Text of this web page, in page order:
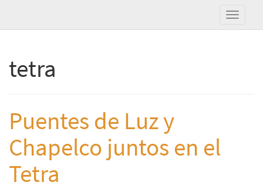
tetra
Puentes de Luz y
Chapelco juntos en el
Tetra